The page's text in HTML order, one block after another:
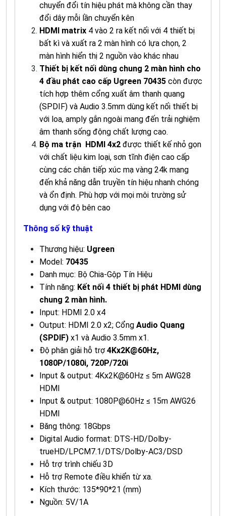
chuyển đổi tín hiệu phát mà không cần thay
đổi dây mỗi lần chuyển kên
HDMI matrix 4 vào 2 ra kết nối với 4 thiết bị
bất kì và xuất ra 2 màn hình có lựa chọn, 2
màn hình hiển thị 2 nguồn vào khác nhau
Thiết bị kết nối dùng chung 2 màn hình cho
4 đầu phát cao cấp Ugreen 70435 còn được
tích hợp thêm cổng xuất âm thanh quang
(SPDIF) và Audio 3.5mm dùng kết nối thiết bị
với loa, amply gắn ngoài mang đến trải nghiệm
âm thanh sống động chất lượng cao.
Bộ ma trận HDMI 4x2 được thiết kế nhỏ gọn
với chất liệu kim loại, sơn tĩnh điện cao cấp
cùng các chân tiếp xúc mạ vàng 24k mang
đến khả năng dẫn truyền tín hiệu nhanh chóng
và ổn định. Phù hợp với mọi môi trường sử
dụng với độ bên cao
Thông số kỹ thuật
Thương hiệu: Ugreen
Model: 70435
Danh mục: Bộ Chia-Gộp Tín Hiệu
Tính năng: Kết nối 4 thiết bị phát HDMI dùng
chung 2 màn hình.
Input: HDMI 2.0 x4
Output: HDMI 2.0 x2; Cổng Audio Quang
(SPDIF) x1 và Audio 3.5mm x1.
Độ phân giải hỗ trợ 4Kx2K@60Hz,
1080P/1080i, 720P/720i
Input & output: 4Kx2K@60Hz ≤ 5m AWG28
HDMI
Input & output: 1080P@60Hz ≤ 15m AWG26
HDMI
Băng thông: 18Gbps
Digital Audio format: DTS-HD/Dolby-
trueHD/LPCM7.1/DTS/Dolby-AC3/DSD
Hỗ trợ trình chiếu 3D
Hỗ trợ Remote điều khiển từ xa.
Kích thước: 135*90*21 (mm)
Nguồn: 5V/1A